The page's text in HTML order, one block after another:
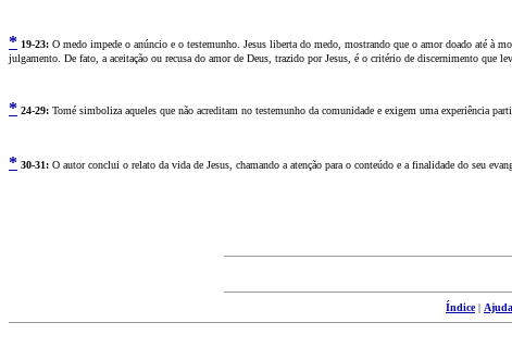
* 19-23: O medo impede o anúncio e o testemunho. Jesus liberta do medo, mostrando que o amor doado até à
julgamento. De fato, a aceitação ou recusa do amor de Deus, trazido por Jesus, é o critério de discernimento que
* 24-29: Tomé simboliza aqueles que não acreditam no testemunho da comunidade e exigem uma experiência
* 30-31: O autor conclui o relato da vida de Jesus, chamando a atenção para o conteúdo e a finalidade do seu
Índice| Ajuda